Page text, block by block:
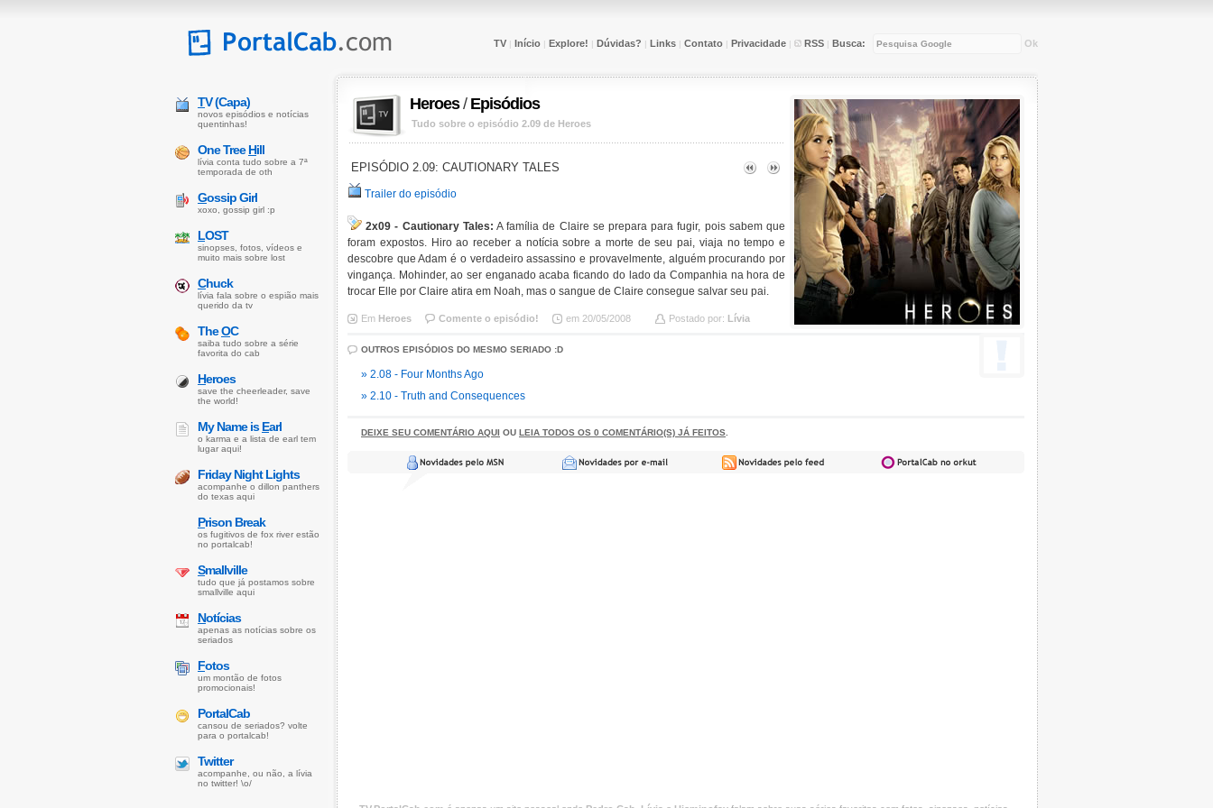
TV | Início | Explore! | Dúvidas? | Links | Contato | Privacidade | RSS | Busca: Ok
Heroes/ Episódios
Tudo sobre o episódio 2.09 de Heroes
EPISÓDIO 2.09: CAUTIONARY TALES
Trailer do episódio
2x09 - Cautionary Tales: A família de Claire se prepara para fugir, pois sabem que
foram expostos. Hiro ao receber a notícia sobre a morte de seu pai, viaja no tempo e
descobre que Adam é o verdadeiro assassino e provavelmente, alguém procurando por
vingança. Mohinder, ao ser enganado acaba ficando do lado da Companhia na hora de
trocar Elle por Claire atira em Noah, mas o sangue de Claire consegue salvar seu pai.
Em Heroes Comente o episódio! em 20/05/2008 Postado por: Lívia
OUTROS EPISÓDIOS DO MESMO SERIADO :D
» 2.08 - Four Months Ago
» 2.10 - Truth and Consequences
DEIXE SEU COMENTÁRIO AQUI OU LEIA TODOS OS 0 COMENTÁRIO(S) JÁ FEITOS
TV (Capa)
novos episódios e notícias
quentinhas!
One TreeHill
lívia conta tudo sobre a 7ª
temporada de oth
Gossip Girl
xoxo, gossip girl :p
LOST
sinopses, fotos, vídeos e
muito mais sobre lost
Chuck
lívia fala sobre o espião mais
querido da tv
TheOC
saiba tudo sobre a série
favorita do cab
Heroes
save the cheerleader, save
the world!
My Name isEarl
o karma e a lista de earl tem
lugar aqui!
Friday Night Lights
acompanhe o dillon panthers
do texas aqui
Prison Break
os fugitivos de fox river estão
no portalcab!
Smallville
tudo que já postamos sobre
smallville aqui
Notícias
apenas as notícias sobre os
seriados
Fotos
um montão de fotos
promocionais!
PortalCab
cansou de seriados? volte
para o portalcab!
Twitter
acompanhe, ou não, a lívia
no twitter! \o/